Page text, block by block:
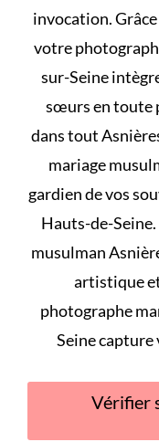
invocation.
votre
sur-Seine
sœurs en toute
dans tout
mariage
gardien de vos
Hauts-de-
musulman
artistique
photographe
Seine
Vérifier